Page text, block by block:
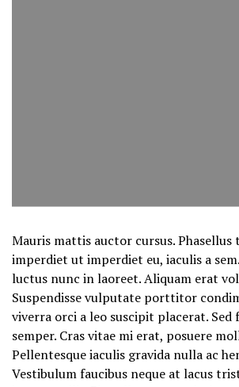
Mauris mattis auctor cursus. Phasellus
imperdiet ut imperdiet eu, iaculis a
luctus nunc in laoreet. Aliquam erat
Suspendisse vulputate porttitor
viverra orci a leo suscipit placerat. Sed
semper. Cras vitae mi erat, posuere
Pellentesque iaculis gravida nulla ac
Vestibulum faucibus neque at lacus